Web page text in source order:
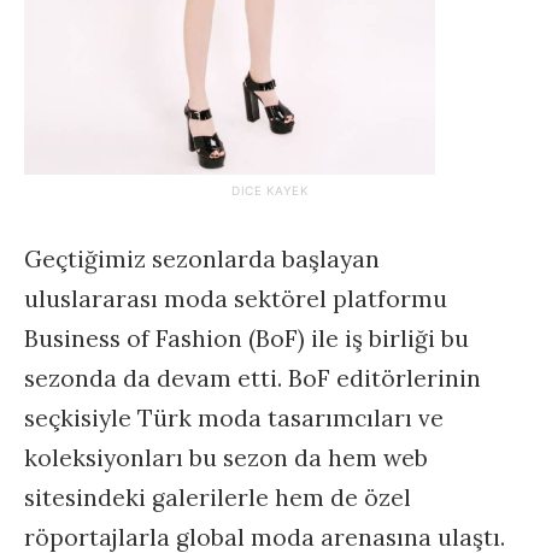
DICE KAYEK
Geçtiğimiz sezonlarda başlayan
uluslararası moda sektörel platformu
Business of Fashion (BoF) ile iş birliği bu
sezonda da devam etti. BoF editörlerinin
seçkisiyle Türk moda tasarımcıları ve
koleksiyonları bu sezon da hem web
sitesindeki galerilerle hem de özel
röportajlarla global moda arenasına ulaştı.